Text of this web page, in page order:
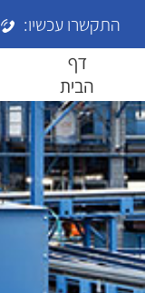
התקשרו עכשיו:
דף
הבית